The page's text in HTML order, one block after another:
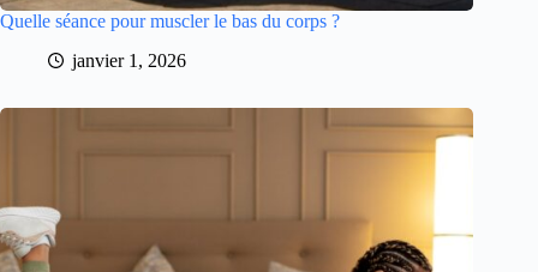
Quelle séance pour muscler le bas du corps ?
janvier 1, 2026